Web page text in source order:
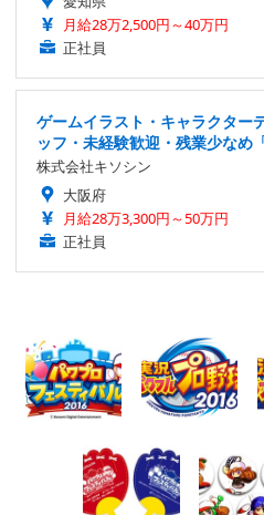
月給28万2,500円～40万円
正社員
ゲームイラスト・キャラクター
ッフ・未経験歓迎・残業少なめ
株式会社キソシン
大阪府
月給28万3,300円～50万円
正社員